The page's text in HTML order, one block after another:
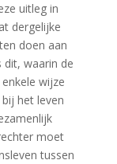
uitleg in
dergelijke
doen aan
dit, waarin de
wijze
het leven
moet
tussen